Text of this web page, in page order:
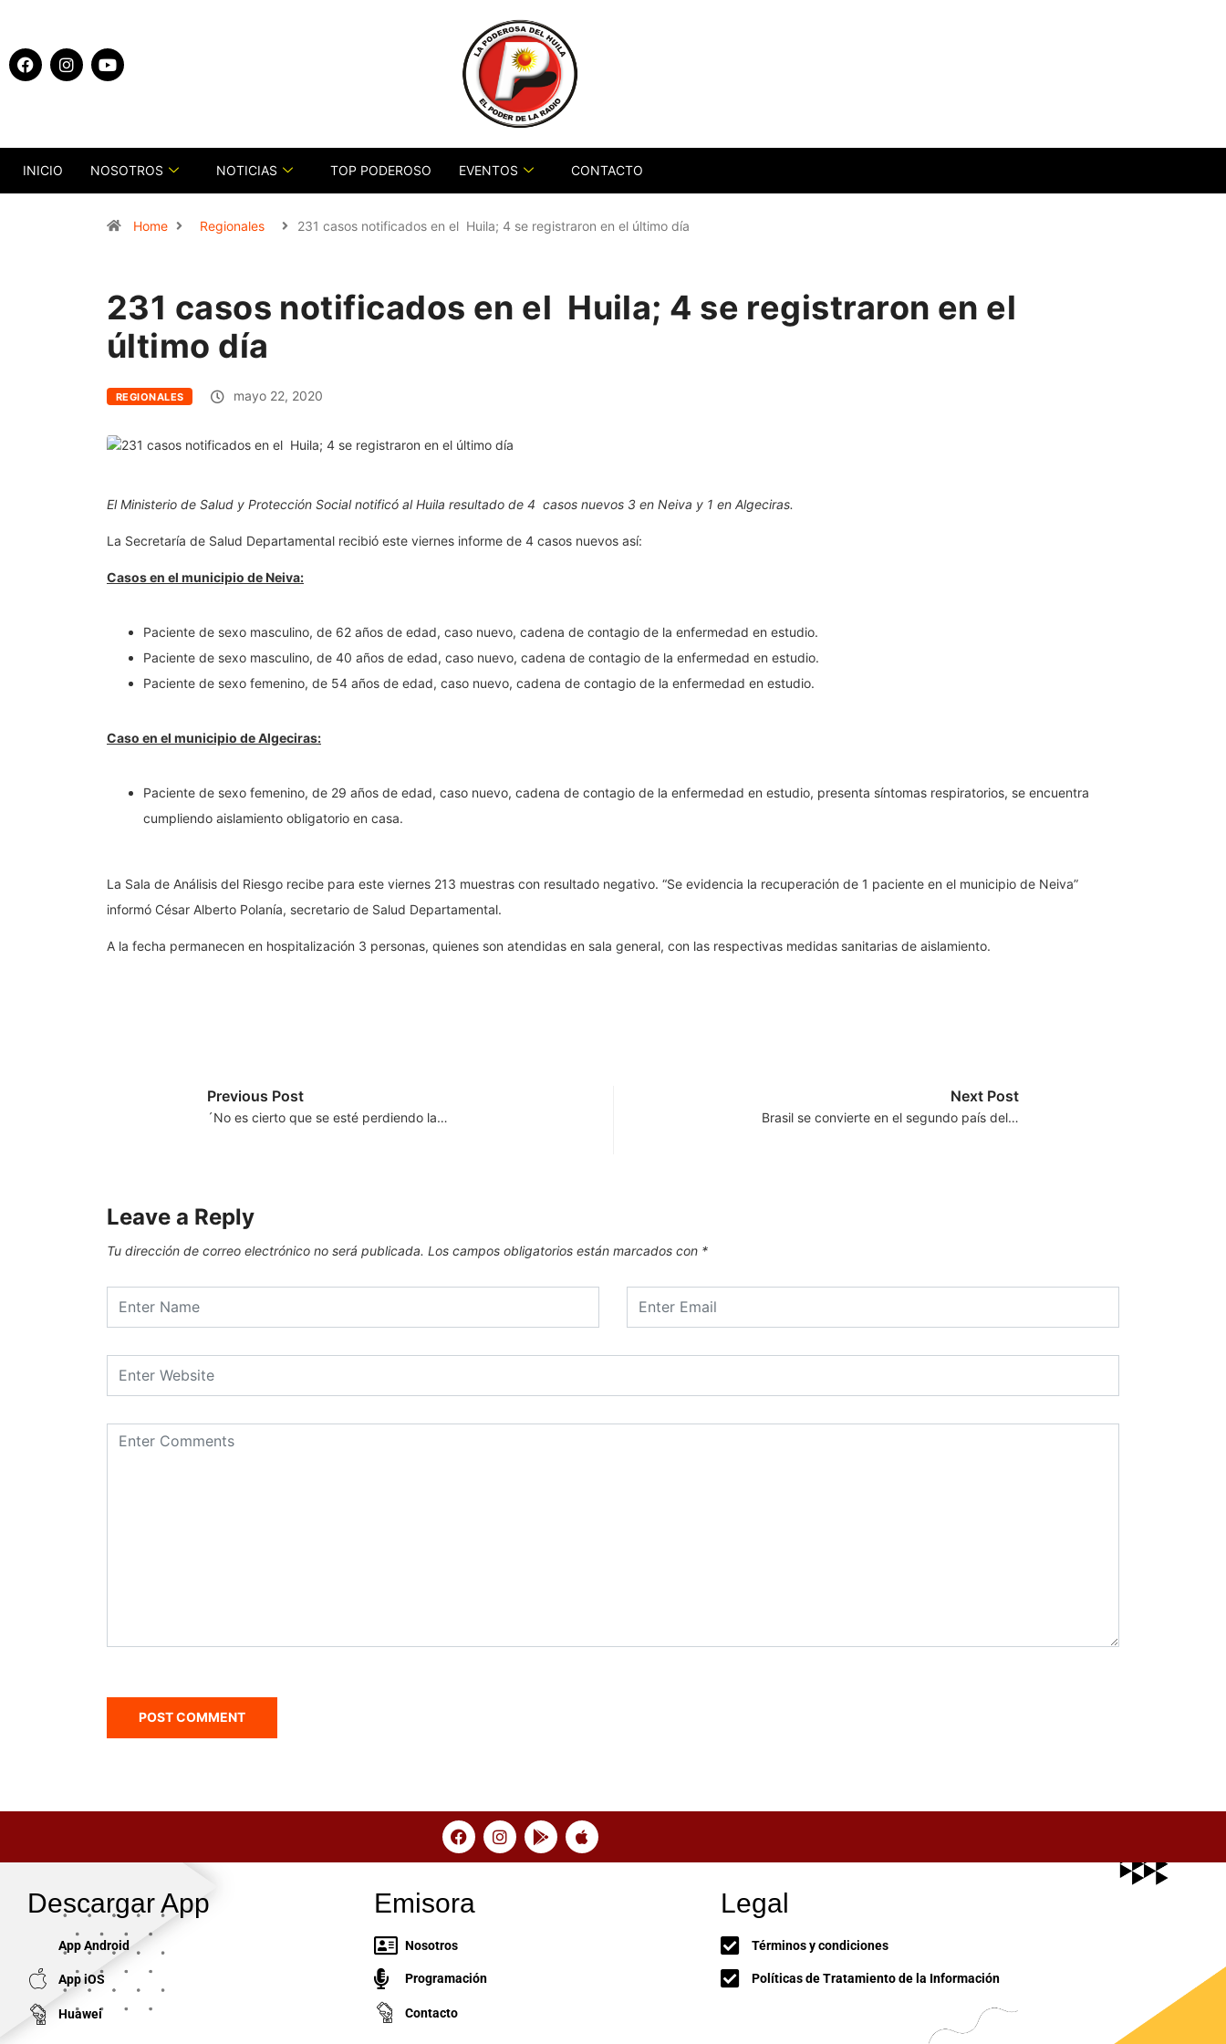
INICIO NOSOTROS NOTICIAS TOP PODEROSO EVENTOS CONTACTO
Home Regionales 231 casos notificados en el Huila; 4 se registraron en el último día
231 casos notificados en el Huila; 4 se registraron en el
último día
REGIONALES mayo 22, 2020
El Ministerio de Salud y Protección Social notificó al Huila resultado de 4 casos nuevos 3 en Neiva y 1 en Algeciras.
La Secretaría de Salud Departamental recibió este viernes informe de 4 casos nuevos así:
Casos en el municipio de Neiva:
Paciente de sexo masculino, de 62 años de edad, caso nuevo, cadena de contagio de la enfermedad en estudio.
Paciente de sexo masculino, de 40 años de edad, caso nuevo, cadena de contagio de la enfermedad en estudio.
Paciente de sexo femenino, de 54 años de edad, caso nuevo, cadena de contagio de la enfermedad en estudio.
Caso en el municipio de Algeciras:
Paciente de sexo femenino, de 29 años de edad, caso nuevo, cadena de contagio de la enfermedad en estudio, presenta síntomas respiratorios, se encuentra
cumpliendo aislamiento obligatorio en casa.
La Sala de Análisis del Riesgo recibe para este viernes 213 muestras con resultado negativo. “Se evidencia la recuperación de 1 paciente en el municipio de Neiva”
informó César Alberto Polanía, secretario de Salud Departamental.
A la fecha permanecen en hospitalización 3 personas, quienes son atendidas en sala general, con las respectivas medidas sanitarias de aislamiento.
Previous Post
´No es cierto que se esté perdiendo la…
Next Post
Brasil se convierte en el segundo país del…
Leave a Reply
Tu dirección de correo electrónico no será publicada. Los campos obligatorios están marcados con *
Descargar App
App Android
App iOS
Huawei
Emisora
Nosotros
Programación
Contacto
Legal
Términos y condiciones
Políticas de Tratamiento de la Información